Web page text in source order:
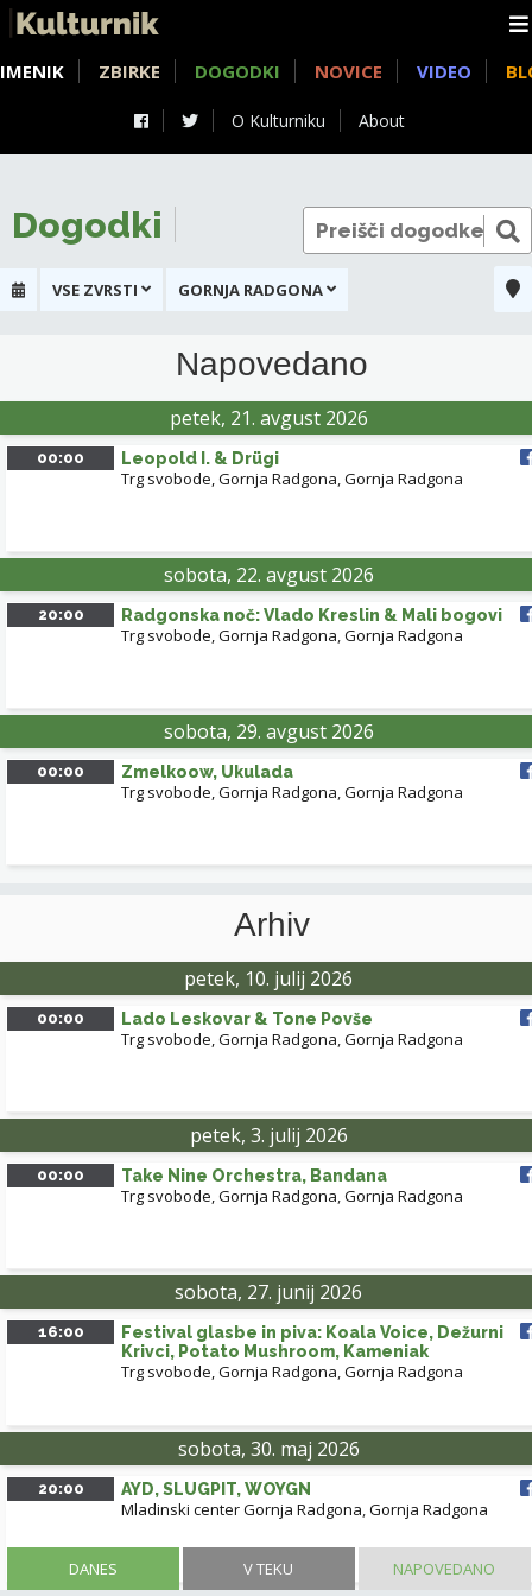
O Kulturniku About
IMENIK ZBIRKE DOGODKI NOVICE VIDEO
DANES V TEKU NAPOVEDANO
Dogodki
VSE ZVRSTI GORNJA RADGONA
Leaflet| © OpenStreetMapcontributors
Napovedano
petek, 21. avgust 2026
00:00 Leopold I. & Drügi
Trg svobode, Gornja Radgona,Gornja Radgona
sobota, 22. avgust 2026
20:00 Radgonska noč: Vlado Kreslin & Mali bogovi
Trg svobode, Gornja Radgona,Gornja Radgona
sobota, 29. avgust 2026
00:00 Zmelkoow, Ukulada
Trg svobode, Gornja Radgona,Gornja Radgona
Arhiv
petek, 10. julij 2026
00:00 Lado Leskovar & Tone Povše
Trg svobode, Gornja Radgona,Gornja Radgona
petek, 3. julij 2026
00:00 Take Nine Orchestra, Bandana
Trg svobode, Gornja Radgona,Gornja Radgona
sobota, 27. junij 2026
16:00
Festival glasbe in piva: Koala Voice, Dežurni
Krivci, Potato Mushroom, Kameniak
Trg svobode, Gornja Radgona,Gornja Radgona
sobota, 30. maj 2026
20:00 AYD, SLUGPIT, WOYGN
Mladinski center Gornja Radgona,Gornja Radgona